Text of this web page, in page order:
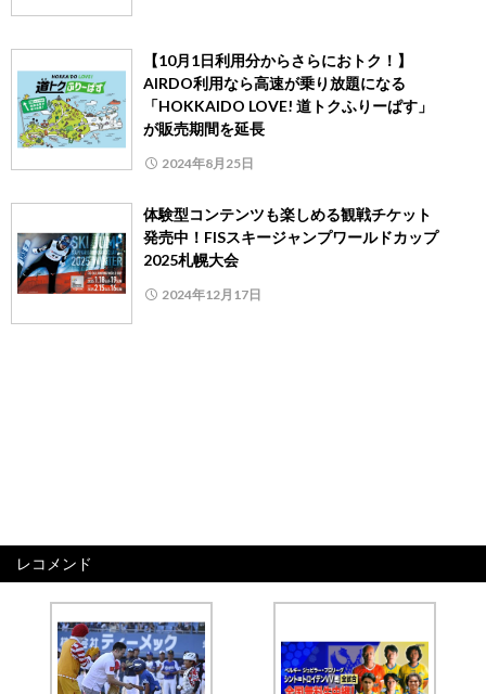
【10月1日利用分からさらにおトク！】
AIRDO利用なら高速が乗り放題になる
「HOKKAIDO LOVE! 道トクふりーぱす」
が販売期間を延長
2024年8月25日
体験型コンテンツも楽しめる観戦チケット
発売中！FISスキージャンプワールドカップ
2025札幌大会
2024年12月17日
レコメンド